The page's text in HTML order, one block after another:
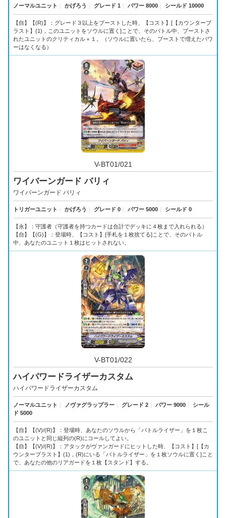
ノーマルユニット かげろう グレード 1 パワー 8000 シールド 10000
【自】【(R)】：グレード３以上をブーストした時、【コスト】[【カウンターブ
ラスト】(1)，このユニットをソウルに置く]ことで、そのバトル中、ブーストさ
れたユニットのクリティカル＋１。（ソウルに置いたら、ブーストで増えたパワ
ーはなくなる）
V-BT01/021
ワイバーンガード バリィ
ワイバーンガード バリィ
トリガーユニット かげろう グレード 0 パワー 5000 シールド 0
【永】：守護者（守護者を持つカードは合計でデッキに４枚まで入れられる）
【自】【(G)】：登場時、【コスト】[手札を１枚捨てる]ことで、そのバトル
中、あなたのユニット１枚はヒットされない。
V-BT01/022
ハイパワードライザーカスタム
ハイパワードライザーカスタム
ノーマルユニット ノヴァグラップラー グレード 2 パワー 9000
シール
ド 5000
【自】【(V)/(R)】：登場時、あなたのソウルから「バトルライザー」を１枚こ
のユニットと同じ縦列の(R)にコールしてよい。
【自】【(V)/(R)】：アタックがヴァンガードにヒットした時、【コスト】[【カ
ウンターブラスト】(1)，(R)にいる「バトルライザー」を１枚ソウルに置く]こと
で、あなたの他のリアガードを１枚【スタンド】する。